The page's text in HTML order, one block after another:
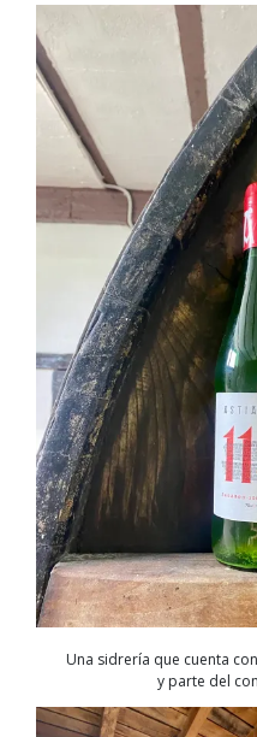
Una sidrería que cuenta
y parte del